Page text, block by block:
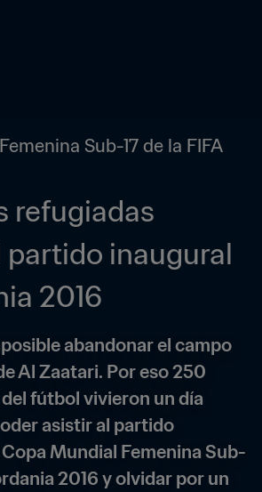
Sub-17 de la FIFA
refugiadas
partido inaugural
2016
abandonar el campo
Al Zaatari. Por eso 250
fútbol vivieron un día
asistir al partido
Mundial Femenina Sub-
2016 y olvidar por un